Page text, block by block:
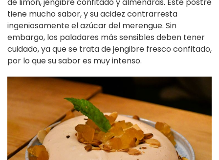
de limón, jengibre confitado y almendras. Este postre
tiene mucho sabor, y su acidez contrarresta
ingeniosamente el azúcar del merengue. Sin
embargo, los paladares más sensibles deben tener
cuidado, ya que se trata de jengibre fresco confitado,
por lo que su sabor es muy intenso.